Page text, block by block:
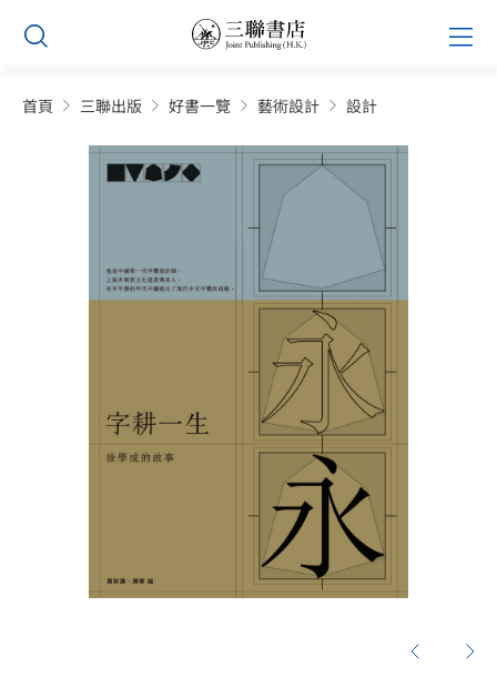
Skip
content
首頁 三聯出版 好書一覽 藝術設計 設計